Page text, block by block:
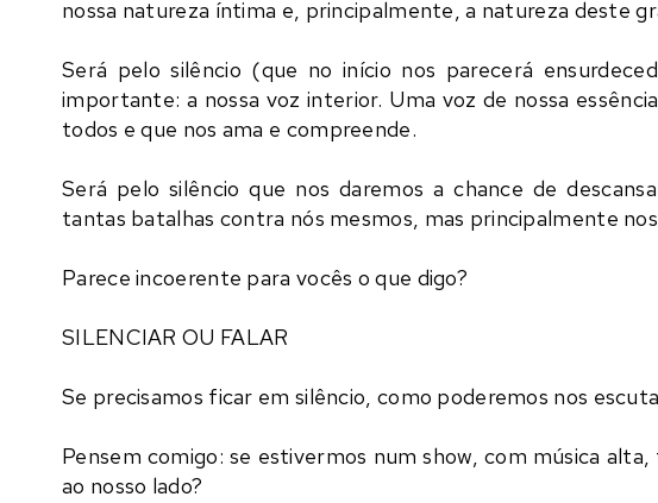
nossa natureza íntima e, principalmente, a natureza deste
Será pelo silêncio (que no início nos parecerá
importante: a nossa voz interior. Uma voz de nossa
todos e que nos ama e compreende.
Será pelo silêncio que nos daremos a chance de
tantas batalhas contra nós mesmos, mas principalmente
Parece incoerente para vocês o que digo?
SILENCIAR OU FALAR
Se precisamos ficar em silêncio, como poderemos nos
Pensem comigo: se estivermos num show, com música
ao nosso lado?